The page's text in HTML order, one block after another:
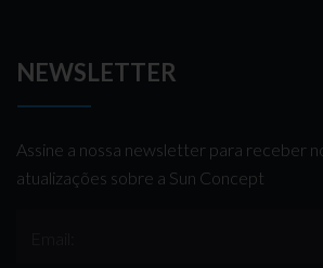
NEWSLETTER
Assine a nossa newsletter para receber
atualizações sobre a Sun Concept